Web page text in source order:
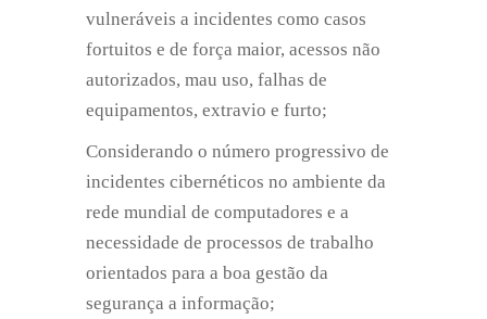
vulneráveis a incidentes como casos
fortuitos e de força maior, acessos não
autorizados, mau uso, falhas de
equipamentos, extravio e furto;
Considerando o número progressivo de
incidentes cibernéticos no ambiente da
rede mundial de computadores e a
necessidade de processos de trabalho
orientados para a boa gestão da
segurança a informação;